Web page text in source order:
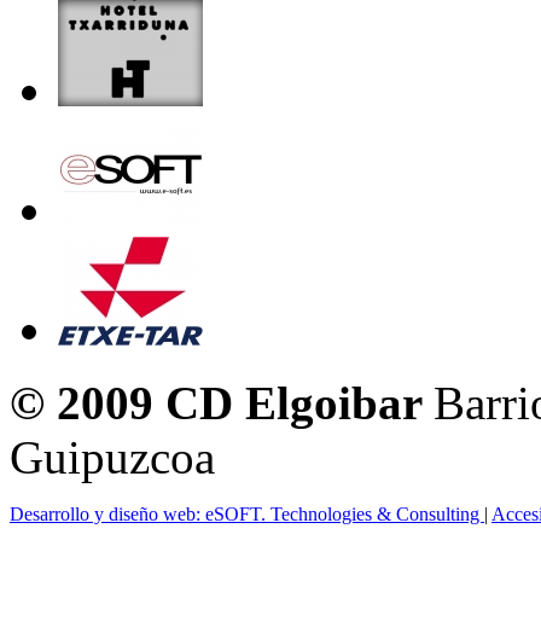
© 2009 CD Elgoibar
Guipuzcoa
Desarrollo y diseño web: eSOFT. Technologies & Consulting |